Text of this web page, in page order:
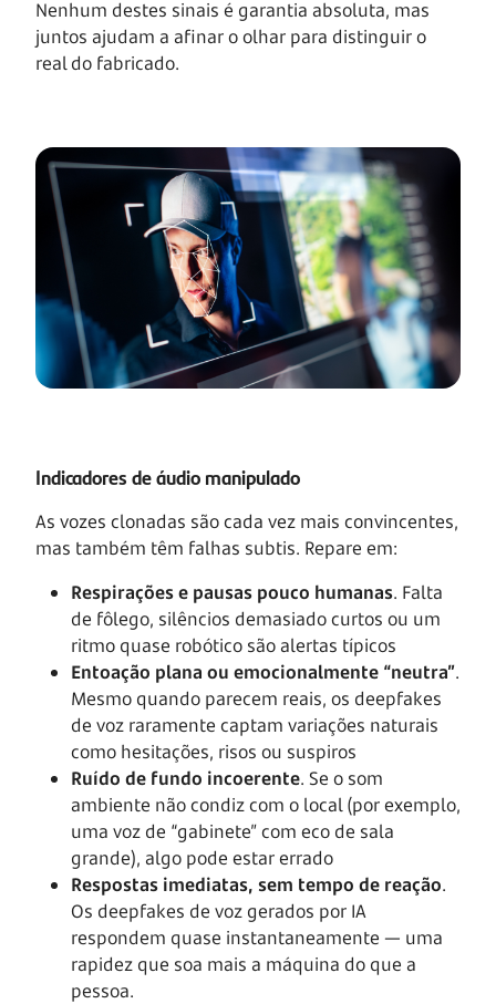
Nenhum destes sinais é garantia absoluta, mas
juntos ajudam a afinar o olhar para distinguir o
real do fabricado.
Indicadores de áudio manipulado
As vozes clonadas são cada vez mais convincentes,
mas também têm falhas subtis. Repare em:
Respirações e pausas pouco humanas. Falta
de fôlego, silêncios demasiado curtos ou um
ritmo quase robótico são alertas típicos
Entoação plana ou emocionalmente “neutra”.
Mesmo quando parecem reais, os deepfakes
de voz raramente captam variações naturais
como hesitações, risos ou suspiros
Ruído de fundo incoerente. Se o som
ambiente não condiz com o local (por exemplo,
uma voz de “gabinete” com eco de sala
grande), algo pode estar errado
Respostas imediatas, sem tempo de reação.
Os deepfakes de voz gerados por IA
respondem quase instantaneamente — uma
rapidez que soa mais a máquina do que a
pessoa.